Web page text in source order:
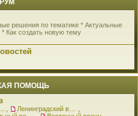
решения по тематике * Актуальные
Как создать новую тему
ПОМОЩЬ